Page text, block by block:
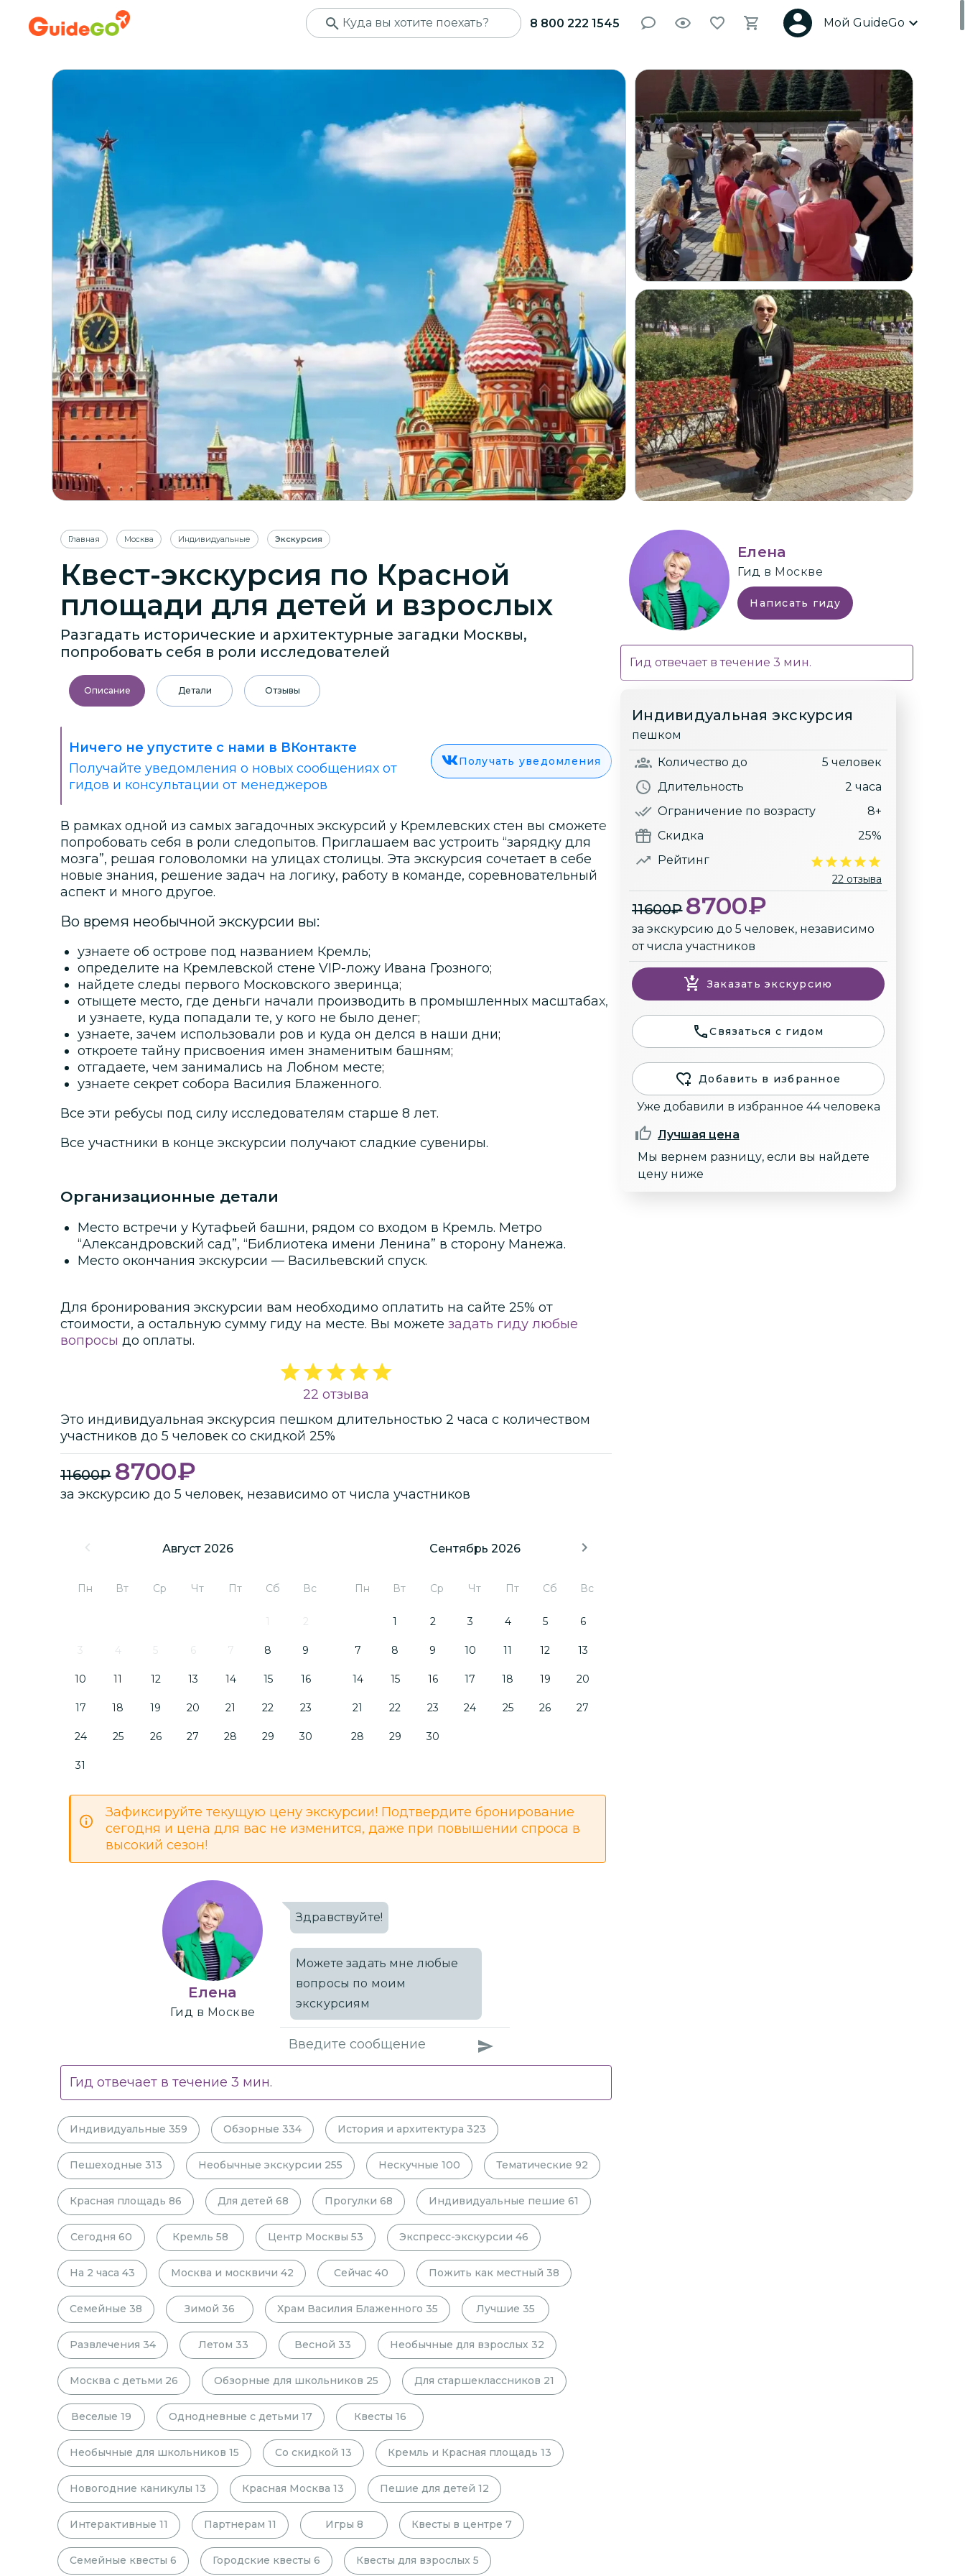
8 800 222 1545 Мой GuideGo
+2
Главная Москва Индивидуальные Экскурсия
Квест-экскурсия по Красной
площади для детей и взрослых
Разгадать исторические и архитектурные загадки Москвы,
попробовать себя в роли исследователей
Описание Детали Отзывы
Ничего не упустите с нами в ВКонтакте
Получайте уведомления о новых сообщениях от
гидов и консультации от менеджеров
Получать уведомления
В рамках одной из самых загадочных экскурсий у Кремлевских стен вы сможете
попробовать себя в роли следопытов. Приглашаем вас устроить “зарядку для
мозга”, решая головоломки на улицах столицы. Эта экскурсия сочетает в себе
новые знания, решение задач на логику, работу в команде, соревновательный
аспект и много другое.
Во время необычной экскурсии вы:
узнаете об острове под названием Кремль;
определите на Кремлевской стене VIP-ложу Ивана Грозного;
найдете следы первого Московского зверинца;
отыщете место, где деньги начали производить в промышленных масштабах,
и узнаете, куда попадали те, у кого не было денег;
узнаете, зачем использовали ров и куда он делся в наши дни;
откроете тайну присвоения имен знаменитым башням;
отгадаете, чем занимались на Лобном месте;
узнаете секрет собора Василия Блаженного.
Все эти ребусы под силу исследователям старше 8 лет.
Все участники в конце экскурсии получают сладкие сувениры.
Организационные детали
Место встречи у Кутафьей башни, рядом со входом в Кремль. Метро
“Александровский сад”, “Библиотека имени Ленина” в сторону Манежа.
Место окончания экскурсии — Васильевский спуск.
Для бронирования экскурсии вам необходимо оплатить на сайте 25% от
стоимости, а остальную сумму гиду на месте. Вы можете задать гиду любые
вопросы до оплаты.
22 отзыва
Это индивидуальная экскурсия пешком длительностью 2 часа с количеством
участников до 5 человек со скидкой 25%
11600₽ 8700₽
за экскурсию до 5 человек, независимо от числа участников
Август 2026
Пн Вт Ср Чт Пт Сб Вс
1 2
3 4 5 6 7 8 9
10 11 12 13 14 15 16
17 18 19 20 21 22 23
24 25 26 27 28 29 30
31
Сентябрь 2026
Пн Вт Ср Чт Пт Сб Вс
1 2 3 4 5 6
7 8 9 10 11 12 13
14 15 16 17 18 19 20
21 22 23 24 25 26 27
28 29 30
Зафиксируйте текущую цену экскурсии! Подтвердите бронирование
сегодня и цена для вас не изменится, даже при повышении спроса в
высокий сезон!
Елена
Гид в Москве
Здравствуйте!
Можете задать мне любые
вопросы по моим
экскурсиям
Гид отвечает в течение 3 мин.
Индивидуальные 359 Обзорные 334 История и архитектура 323
Пешеходные 313 Необычные экскурсии 255 Нескучные 100 Тематические 92
Красная площадь 86 Для детей 68 Прогулки 68 Индивидуальные пешие 61
Сегодня 60 Кремль 58 Центр Москвы 53 Экспресс-экскурсии 46
На 2 часа 43 Москва и москвичи 42 Сейчас 40 Пожить как местный 38
Семейные 38 Зимой 36 Храм Василия Блаженного 35 Лучшие 35
Развлечения 34 Летом 33 Весной 33 Необычные для взрослых 32
Москва с детьми 26 Обзорные для школьников 25 Для старшеклассников 21
Веселые 19 Однодневные с детьми 17 Квесты 16
Необычные для школьников 15 Со скидкой 13 Кремль и Красная площадь 13
Новогодние каникулы 13 Красная Москва 13 Пешие для детей 12
Интерактивные 11 Партнерам 11 Игры 8 Квесты в центре 7
Семейные квесты 6 Городские квесты 6 Квесты для взрослых 5
Елена
Гид в Москве
Написать гиду
Гид отвечает в течение 3 мин.
Индивидуальная экскурсия
пешком
Количество до
5 человек
Длительность
2 часа
Ограничение по возрасту
8+
Скидка
25%
Рейтинг
22 отзыва
11600₽ 8700₽
за экскурсию до 5 человек, независимо
от числа участников
Заказать экскурсию
Связаться с гидом
Добавить в избранное
Уже добавили в избранное 44 человека
Лучшая цена
Мы вернем разницу, если вы найдете
цену ниже